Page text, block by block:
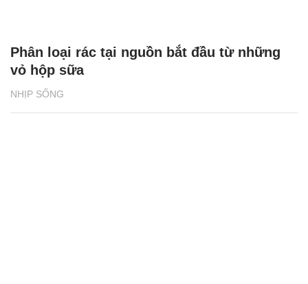
NHỊP SỐNG
Phân loại rác tại nguồn bắt đầu từ những
vỏ hộp sữa